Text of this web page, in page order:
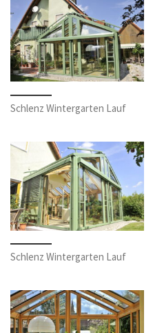
Schlenz Wintergarten Lauf
Schlenz Wintergarten Lauf